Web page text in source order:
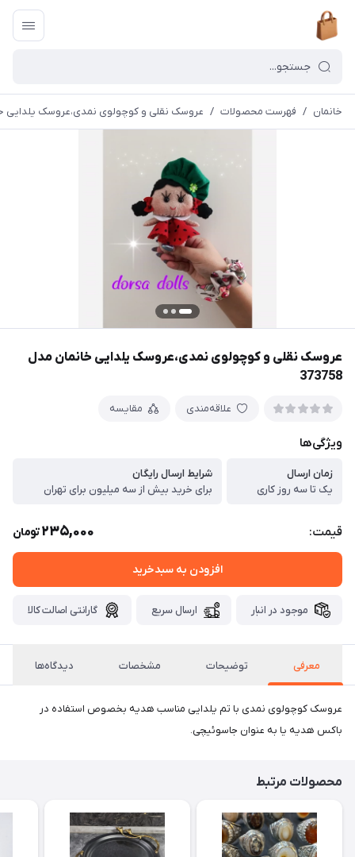
خانمان / فهرست محصولات / عروسک نقلی و کوچولوی نمدی،عروسک یلدایی
عروسک نقلی و کوچولوی نمدی،عروسک یلدایی خانمان مدل
373758
علاقه‌مندی مقایسه
ویژگی‌ها
زمان ارسال
یک تا سه روز کاری
شرایط ارسال رایگان
برای خرید بیش از سه میلیون برای تهران
قیمت: 235,000تومان
افزودن به سبدخرید
موجود در انبار ارسال سریع گارانتی اصالت کالا
معرفی توضیحات مشخصات دیدگاه‌ها
عروسک کوچولوی نمدی با تم یلدایی مناسب هدیه بخصوص استفاده در
باکس هدیه یا به عنوان جاسوئیچی.
محصولات مرتبط